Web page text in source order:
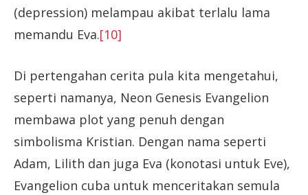
(depression) melampau akibat terlalu lama
memandu Eva.[10]
Di pertengahan cerita pula kita mengetahui,
seperti namanya, Neon Genesis Evangelion
membawa plot yang penuh dengan
simbolisma Kristian. Dengan nama seperti
Adam, Lilith dan juga Eva (konotasi untuk Eve),
Evangelion cuba untuk menceritakan semula